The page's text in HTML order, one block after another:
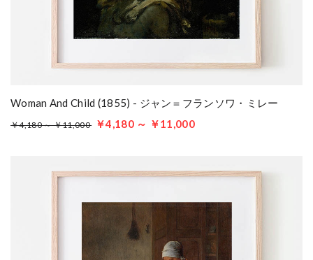
Woman And Child (1855) - ジャン＝フランソワ・ミレー
￥4,180 ～ ￥11,000 ￥4,180 ～ ￥11,000